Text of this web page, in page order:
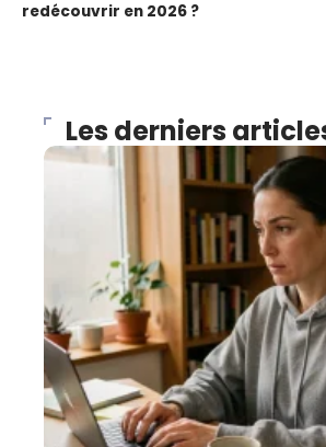
redécouvrir en 2026 ?
Les derniers